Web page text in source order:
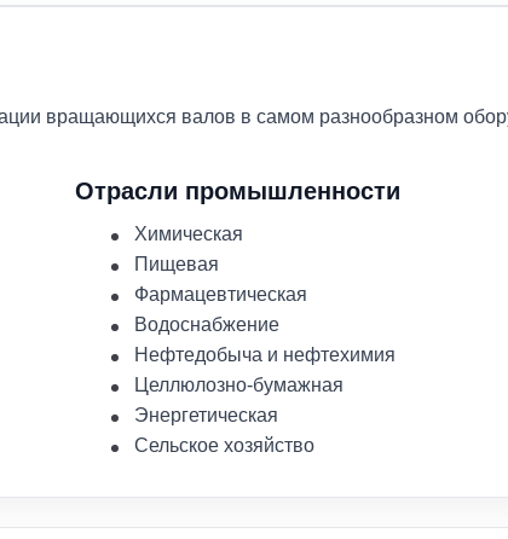
вращающихся валов в самом разнообразном
Отрасли промышленности
Химическая
Пищевая
Фармацевтическая
Водоснабжение
Нефтедобыча и нефтехимия
Целлюлозно-бумажная
Энергетическая
Сельское хозяйство